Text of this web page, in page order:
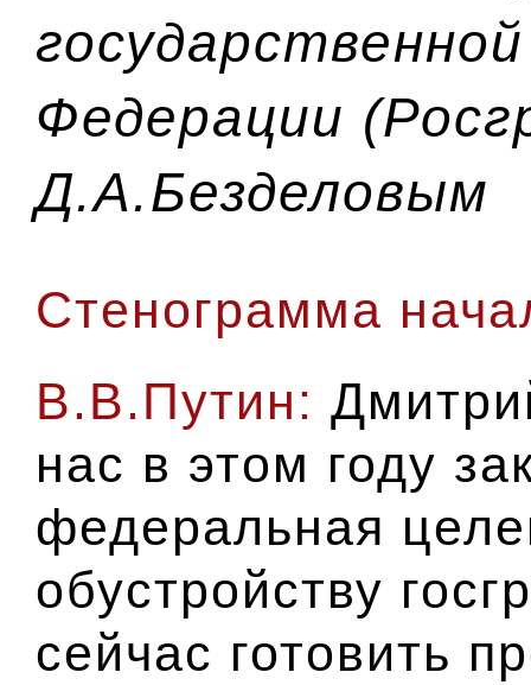
Федерации
Д.А.Безделовым
Стенограмма
В.В.Путин:
нас в этом году
федеральная
обустройству
сейчас готовить